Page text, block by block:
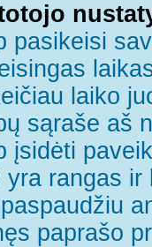
pasikeisi
laiko
sąraše aš
įsidėti
yra rangas
paprašo